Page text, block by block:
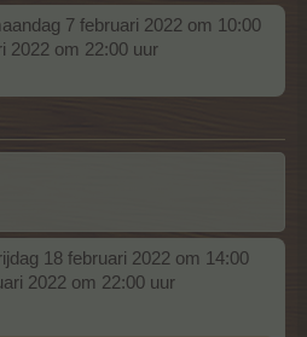
7 februari 2022 om 10:00
2022 om 22:00 uur
18 februari 2022 om 14:00
2022 om 22:00 uur